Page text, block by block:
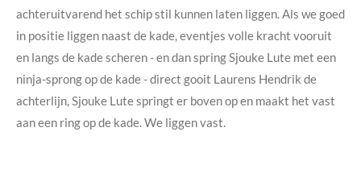
achteruitvarend het schip stil kunnen laten liggen. Als we goed
in positie liggen naast de kade, eventjes volle kracht vooruit
en langs de kade scheren - en dan spring Sjouke Lute met een
ninja-sprong op de kade - direct gooit Laurens Hendrik de
achterlijn, Sjouke Lute springt er boven op en maakt het vast
aan een ring op de kade. We liggen vast.